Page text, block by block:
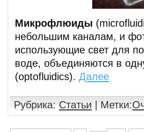
Микрофлюиды
небольшим каналам, и
использующие свет для
воде, объединяются в
(optofluidics). Далее
Рубрика: Статьи | Метки: